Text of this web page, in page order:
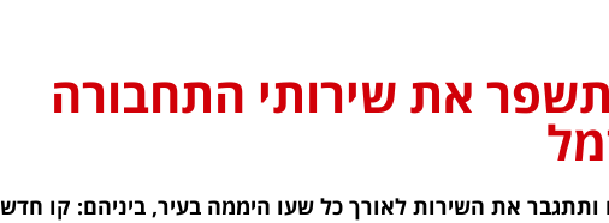
את שירותי התחבורה
תוסיף קווים ותתגבר את השירות לאורך כל שעו היממה בעיר, ביניהם: קו חדש